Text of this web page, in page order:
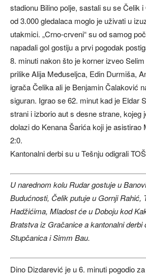
stadionu Bilino polje, sastali su se Čelik
od 3.000 gledalaca moglo je uživati u
utakmici. „Crno-crveni“ su od samog
napadali gol gostiju a prvi pogodak
8. minuti nakon što je korner izveo
prilike Alija Međuseljca, Edin Durmiša,
igrača Čelika ali je Benjamin Čalaković
siguran. Igrao se 62. minut kad je Eldar
strani i izborio aut s desne strane, kojeg
dolazi do Kenana Šarića koji je asistirao
2:0.
Kantonalni derbi su u Tešnju odigrali
U narednom kolu Rudar gostuje u
Budućnosti, Čelik putuje u Gornji Rahić,
Hadžićima, Mladost će u Doboju kod
Bratstva iz Gračanice a kantonalni derbi
Stupčanica i Simm Bau.
Dino Dizdarević je u 6. minuti pogodio